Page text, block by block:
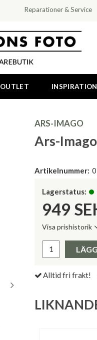
Reparationer & Service
OUTLET INSPIRATION
ARS-IMAGO
Ars-
Artikelnummer:
Lagerstatus:
949
Visa prishistorik
Alltid fri frakt!